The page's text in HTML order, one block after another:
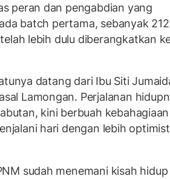
peran dan pengabdian yang
batch pertama, sebanyak
lebih dulu diberangkatkan
datang dari Ibu Siti
Lamongan. Perjalanan
kini berbuah
hari dengan lebih
sudah menemani kisah hidup